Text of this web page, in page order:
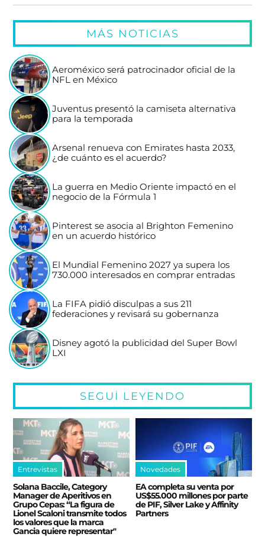
MÁS NOTICIAS
Aeroméxico será patrocinador oficial de la
NFL en México
Juventus presentó la camiseta alternativa
para la temporada
Arsenal renueva con Emirates hasta 2033,
¿de cuánto es el acuerdo?
La guerra en Medio Oriente impactó en el
negocio de la Fórmula 1
Pinterest se asocia al Brighton Femenino
en un acuerdo histórico
El Mundial Femenino 2027 ya supera los
730.000 interesados en comprar entradas
La FIFA pidió disculpas a sus 211
federaciones y revisará su gobernanza
Disney agotó la publicidad del Super Bowl
LXI
SEGUÍ LEYENDO
Entrevistas
Solana Baccile, Category
Manager de Aperitivos en
Grupo Cepas: “La figura de
Lionel Scaloni transmite todos
los valores que la marca
Gancia quiere representar"
Novedades
EA completa su venta por
US$55.000 millones por parte
de PIF, Silver Lake y Affinity
Partners